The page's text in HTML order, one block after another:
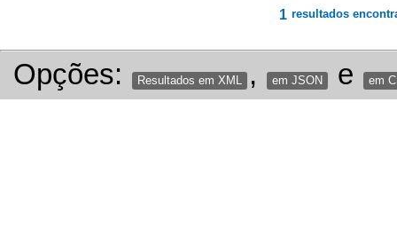
1 resultados
Opções: Resultados em XML , em JSON e em